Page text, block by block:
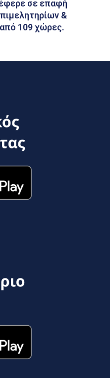
σε επαφή
&
από 109 χώρες.